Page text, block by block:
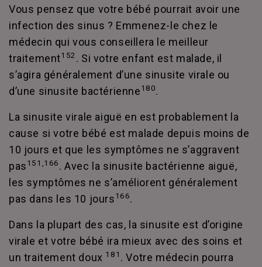
Vous pensez que votre bébé pourrait avoir une
infection des sinus ? Emmenez-le chez le
médecin qui vous conseillera le meilleur
traitement152. Si votre enfant est malade, il
s’agira généralement d’une sinusite virale ou
d’une sinusite bactérienne180.
La sinusite virale aiguë en est probablement la
cause si votre bébé est malade depuis moins de
10 jours et que les symptômes ne s’aggravent
pas151,166. Avec la sinusite bactérienne aiguë,
les symptômes ne s’améliorent généralement
pas dans les 10 jours166.
Dans la plupart des cas, la sinusite est d’origine
virale et votre bébé ira mieux avec des soins et
un traitement doux 181 . Votre médecin pourra